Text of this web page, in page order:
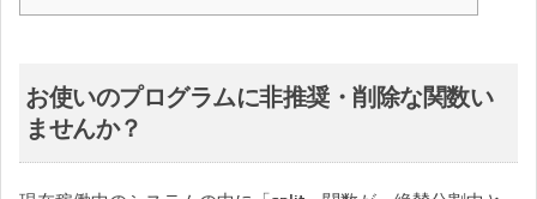
お使いのプログラムに非推奨・削除な関数い
ませんか？